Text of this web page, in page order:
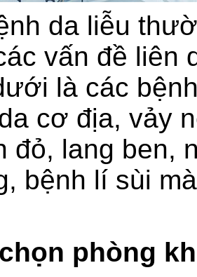
da liễu
vấn đề liên
là các
cơ địa, vảy
đỏ, lang ben,
bệnh lí sùi
phòng